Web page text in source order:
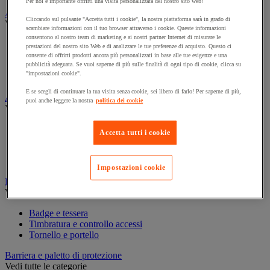
Assorbente industriale
Vedi tutte le categorie
Assorbente
Barriera anti-inquinamento e sistema di deviazione delle
perdite
Contenitore e solvente per sgrassaggio
Attrezzatura e mobili per studi medici
Vedi tutte le categorie
Armadietto pronto soccorso
Badge e timbratura
Vedi tutte le categorie
Badge e tessera
Timbratura e controllo accessi
Tornello e portello
Barriera e paletto di protezione
Vedi tutte le categorie
Cliccando sul pulsante "Accetta tutti i cookie", la nostra piattaforma sarà in grado di
scambiare informazioni con il tuo browser attraverso i cookie. Queste informazioni
consentono al nostro team di marketing e ai nostri partner Internet di misurare le
prestazioni del nostro sito Web e di analizzare le tue preferenze di acquisto. Questo ci
consente di offrirti prodotti ancora più personalizzati in base alle tue esigenze e una
pubblicità adeguata. Se vuoi saperne di più sulle finalità di ogni tipo di cookie, clicca su
"impostazioni cookie".
E se scegli di continuare la tua visita senza cookie, sei libero di farlo! Per saperne di più,
puoi anche leggere la nostra politica dei cookie
Accetta tutti i cookie
Impostazioni cookie